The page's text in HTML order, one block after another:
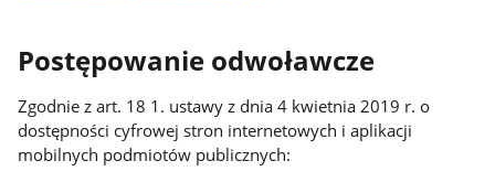
Postępowanie odwoławcze
Zgodnie z art. 18 1. ustawy z dnia 4 kwietnia 2019 r. o
dostępności cyfrowej stron internetowych i aplikacji
mobilnych podmiotów publicznych: